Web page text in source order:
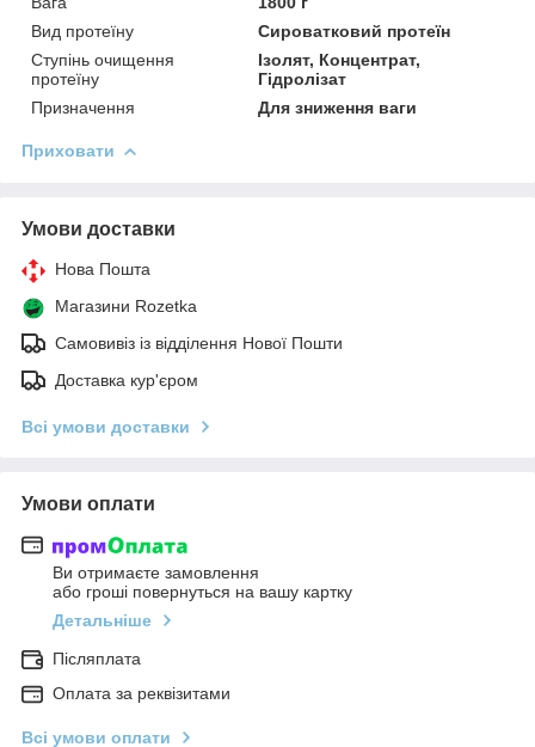
Вид протеїну
Сироватковий протеїн
Ступінь очищення
протеїну
Ізолят, Концентрат,
Гідролізат
Призначення
Для зниження ваги
Приховати
Умови доставки
Нова Пошта
Магазини Rozetka
Самовивіз із відділення Нової Пошти
Доставка кур'єром
Всі умови доставки
Умови оплати
Ви отримаєте замовлення
або гроші повернуться на вашу картку
Детальніше
Післяплата
Оплата за реквізитами
Всі умови оплати